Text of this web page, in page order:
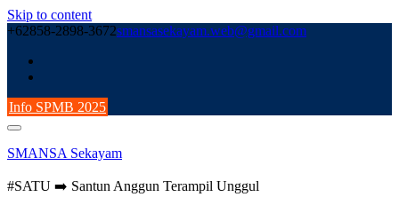
Skip to content
+62858-2898-3672smansasekayam.web@gmail.com
Info SPMB 2025
SMANSA Sekayam
#SATU ➡️ Santun Anggun Terampil Unggul